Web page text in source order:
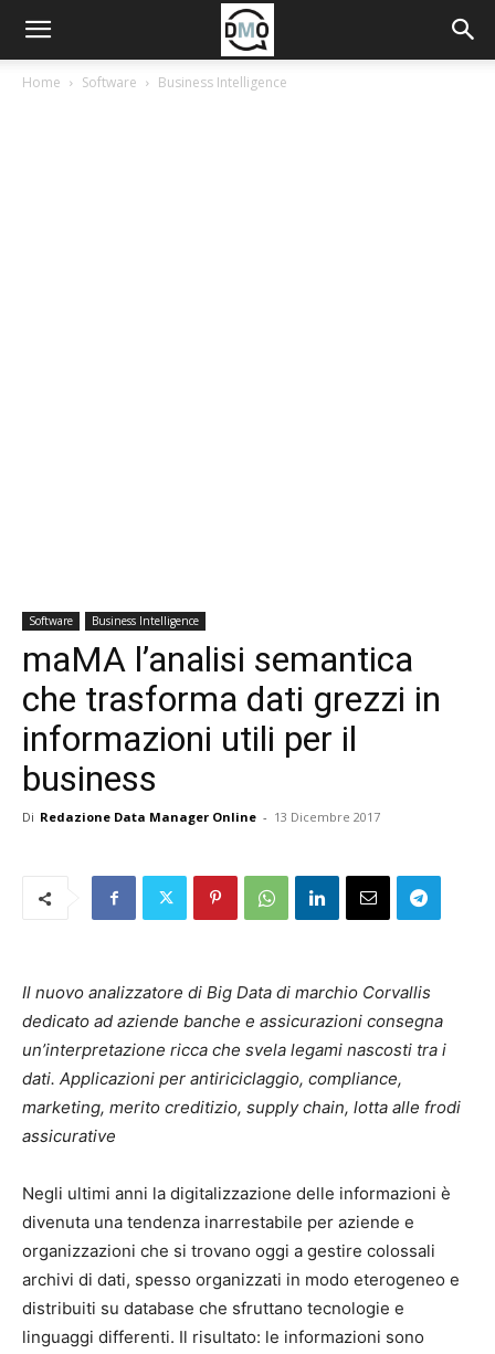
Home Software Business Intelligence
Software Business Intelligence
maMA l’analisi semantica
che trasforma dati grezzi in
informazioni utili per il
business
Di Redazione Data Manager Online - 13 Dicembre 2017
Il nuovo analizzatore di Big Data di marchio Corvallis
dedicato ad aziende banche e assicurazioni consegna
un’interpretazione ricca che svela legami nascosti tra i
dati. Applicazioni per antiriciclaggio, compliance,
marketing, merito creditizio, supply chain, lotta alle frodi
assicurative
Negli ultimi anni la digitalizzazione delle informazioni è
divenuta una tendenza inarrestabile per aziende e
organizzazioni che si trovano oggi a gestire colossali
archivi di dati, spesso organizzati in modo eterogeneo e
distribuiti su database che sfruttano tecnologie e
linguaggi differenti. Il risultato: le informazioni sono